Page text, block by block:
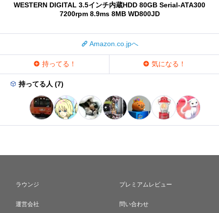
WESTERN DIGITAL 3.5インチ内蔵HDD 80GB Serial-ATA300
7200rpm 8.9ms 8MB WD800JD
Amazon.co.jpへ
持ってる！ 気になる！
持ってる人 (7)
ラウンジ プレミアムレビュー
運営会社 問い合わせ